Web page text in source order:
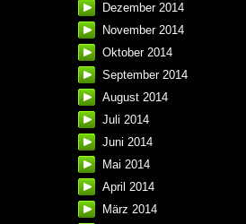
Dezember 2014
November 2014
Oktober 2014
September 2014
August 2014
Juli 2014
Juni 2014
Mai 2014
April 2014
März 2014